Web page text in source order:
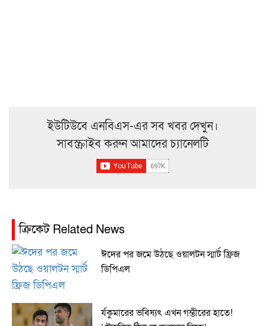
ইউটিউবে এনবিএস-এর সব খবর দেখুন।
সাবস্ক্রাইব করুন আমাদের চ্যানেলটি
ক্রিকেট Related News
ঈদের পর জমে উঠছে ওয়ালটন স্মার্ট ফ্রিজ
ডিপিএল
র্যকুমারের ভবিষ্যৎ এখন গম্ভীরের হাতে!